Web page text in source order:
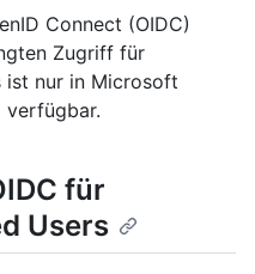
Connect (OIDC)
Zugriff für
ist nur in Microsoft
verfügbar.
für
Users